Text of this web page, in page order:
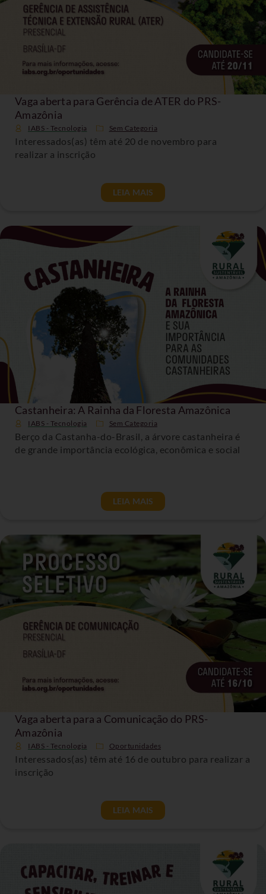
Vaga aberta para Gerência de ATER do PRS-
Amazônia
IABS - Tecnologia Sem Categoria
Interessados(as) têm até 20 de novembro para
realizar a inscrição
LEIA MAIS
Castanheira: A Rainha da Floresta Amazônica
IABS - Tecnologia Sem Categoria
Berço da Castanha-do-Brasil, a árvore castanheira é
de grande importância ecológica, econômica e social
LEIA MAIS
Vaga aberta para a Comunicação do PRS-
Amazônia
IABS - Tecnologia Oportunidades
Interessados(as) têm até 16 de outubro para realizar a
inscrição
LEIA MAIS